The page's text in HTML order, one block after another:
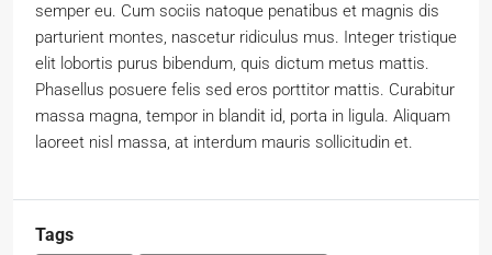
semper eu. Cum sociis natoque penatibus et magnis dis
parturient montes, nascetur ridiculus mus. Integer tristique
elit lobortis purus bibendum, quis dictum metus mattis.
Phasellus posuere felis sed eros porttitor mattis. Curabitur
massa magna, tempor in blandit id, porta in ligula. Aliquam
laoreet nisl massa, at interdum mauris sollicitudin et.
Tags